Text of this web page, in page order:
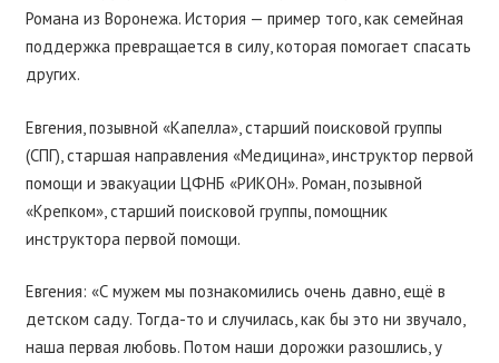
Романа из Воронежа. История — пример того, как семейная
поддержка превращается в силу, которая помогает спасать
других.
Евгения, позывной «Капелла», старший поисковой группы
(СПГ), старшая направления «Медицина», инструктор первой
помощи и эвакуации ЦФНБ «РИКОН». Роман, позывной
«Крепком», старший поисковой группы, помощник
инструктора первой помощи.
Евгения: «С мужем мы познакомились очень давно, ещё в
детском саду. Тогда-то и случилась, как бы это ни звучало,
наша первая любовь. Потом наши дорожки разошлись, у